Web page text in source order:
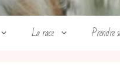
La race Prendre